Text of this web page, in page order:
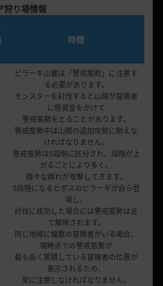
狩り場情報
特徴
ビラーギ山塞は「警戒態勢」に注意す
る必要があります。
モンスターを討伐すると山賊が冒険者
に懸賞金をかけて
警戒態勢をとることがあります。
警戒態勢中は山賊の追加攻勢に耐えな
ければなりません。
警戒態勢は5段階に区分され、段階が上
がるごとにより多く、
様々な群れが攻撃してきます。
5段階になるとボスのビラーギが自ら登
場し、
討伐に成功した場合には警戒態勢は全
て解除されます。
同じ地域に複数の冒険者がいる場合、
現時点での警戒態勢が
最も高く累積している冒険者の位置が
表示されるため、
常に注意しなければなりません。